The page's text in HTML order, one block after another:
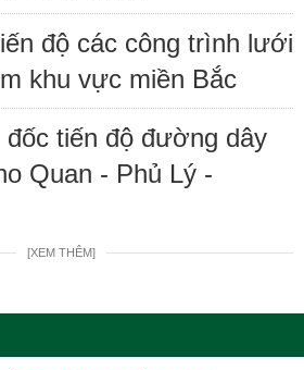
độ các công trình lưới
khu vực miền Bắc
đốc tiến độ đường dây
Quan - Phủ Lý -
[XEM THÊM]